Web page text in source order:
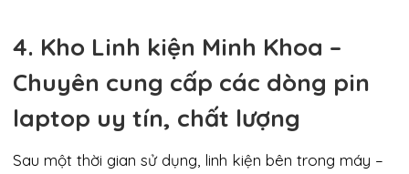
4. Kho Linh kiện Minh Khoa –
Chuyên cung cấp các dòng pin
laptop uy tín, chất lượng
Sau một thời gian sử dụng, linh kiện bên trong máy –